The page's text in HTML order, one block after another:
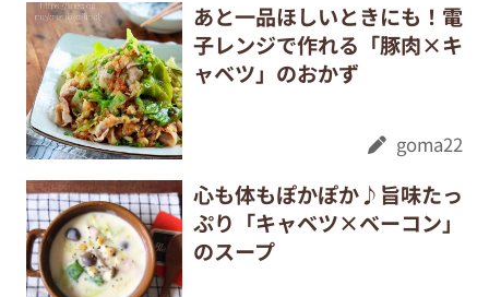
あと一品ほしいときにも！電
子レンジで作れる「豚肉×キ
ャベツ」のおかず
goma22
心も体もぽかぽか♪旨味たっ
ぷり「キャベツ×ベーコン」
のスープ